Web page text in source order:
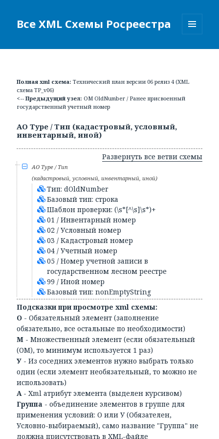
Все XML Схемы Росреестра
Полная xml схема: Технический план версии 06 релиз 4 (XML
схема TP_v06)
<-- Предыдущий узел: ОМ OldNumber / Ранее присвоенный
государственный учетный номер
АО Type / Тип (кадастровый, условный,
инвентарный, иной)
Развернуть все ветви схемы
АО Type / Тип
(кадастровый, условный, инвентарный, иной)
Тип: dOldNumber
Базовый тип: строка
Шаблон проверки: (\s*[^\s]\s*)+
01 / Инвентарный номер
02 / Условный номер
03 / Кадастровый номер
04 / Учетный номер
05 / Номер учетной записи в
государственном лесном реестре
99 / Иной номер
Базовый тип: nonEmptyString
Подсказки при просмотре xml схемы:
О - Обязательный элемент (заполнение
обязательно, все остальные по необходимости)
М - Множественный элемент (если обязательный
(ОМ), то минимум используется 1 раз)
У - Из соседних элементов нужно выбрать только
один (если элемент необязательный, то можно не
использовать)
А- Xml атрибут элемента (выделен курсивом)
Группа - объединение элементов в группе для
применения условий: О или У (Обязателен,
Условно-выбираемый), само название "Группа" не
должна присутствовать в XML-файле